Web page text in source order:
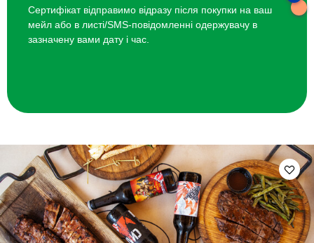
Сертифікат відправимо відразу після покупки на ваш
мейл або в листі/SMS-повідомленні одержувачу в
зазначену вами дату і час.